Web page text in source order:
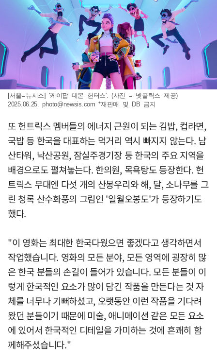
[서울=뉴시스] '케이팝 데몬 헌터스'. (사진 = 넷플릭스 제공)
2025.06.25.photo@newsis.com *재판매 및 DB 금지
또 헌트릭스 멤버들의 에너지 근원이 되는 김밥, 컵라면,
국밥 등 한국을 대표하는 먹거리 역시 빠지지 않는다. 남
산타워, 낙산공원, 잠실주경기장 등 한국의 주요 지역을
배경으로도 펼쳐놓는다. 한의원, 목욕탕도 등장한다. 헌
트릭스 무대엔 다섯 개의 산봉우리와 해, 달, 소나무를 그
린 청록 산수화풍의 그림인 '일월오봉도'가 등장하기도
했다.
"이 영화는 최대한 한국다웠으면 좋겠다고 생각하면서
작업했습니다. 영화의 모든 분야, 모든 영역에 굉장히 많
은 한국 분들의 손길이 들어가 있습니다. 모든 분들이 이
렇게 한국적인 요소가 많이 담긴 작품을 만든다는 것 자
체를 너무나 기뻐하셨고, 오랫동안 이런 작품을 기다려
왔던 분들이기 때문에 미술, 애니메이션 같은 모든 요소
에 있어서 한국적인 디테일을 가미하는 것에 흔쾌히 함
께해주셨습니다."